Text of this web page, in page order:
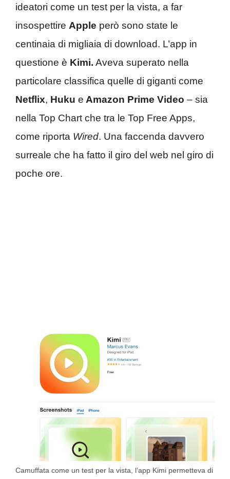
ideatori come un test per la vista, a far
insospettire Apple però sono state le
centinaia di migliaia di download. L’app in
questione è Kimi. Aveva superato nella
particolare classifica quelle di giganti come
Netflix, Huku e Amazon Prime Video – sia
nella Top Chart che tra le Top Free Apps,
come riporta Wired. Una faccenda davvero
surreale che ha fatto il giro del web nel giro di
poche ore.
Camuffata come un test per la vista, l’app Kimi permetteva di